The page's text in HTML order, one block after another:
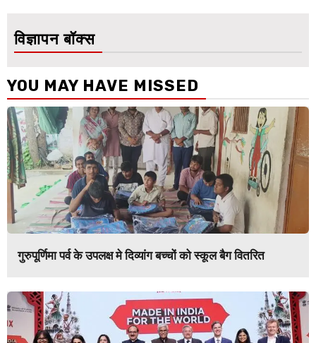
विज्ञापन बॉक्स
YOU MAY HAVE MISSED
गुरुपूर्णिमा पर्व के उपलक्ष मे दिव्यांग बच्चों को स्कूल बैग वितरित